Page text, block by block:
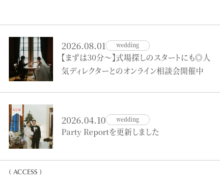
2026.08.01 wedding
【まずは30分～】式場探しのスタートにも◎人
気ディレクターとのオンライン相談会開催中
2026.04.10 wedding
Party Reportを更新しました
( ACCESS )